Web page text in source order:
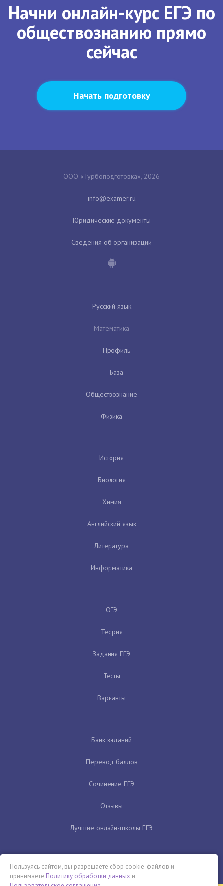
Начни онлайн-курс ЕГЭ по
обществознанию прямо
сейчас
Начать подготовку
ООО «Турбоподготовка», 2026
Юридические документы
Сведения об организации
Русский язык
Математика
Профиль
База
Обществознание
Физика
История
Биология
Химия
Английский язык
Литература
Информатика
ОГЭ
Теория
Задания ЕГЭ
Тесты
Варианты
Банк заданий
Перевод баллов
Сочинение ЕГЭ
Отзывы
Лучшие онлайн-школы ЕГЭ
Пользуясь сайтом, вы разрешаете сбор cookie-файлов и
принимаете Политику обработки данных и